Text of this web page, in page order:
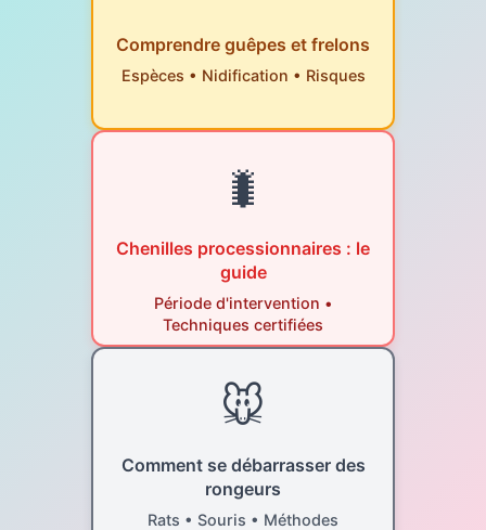
Comprendre guêpes et frelons
Espèces • Nidification • Risques
🐛
Chenilles processionnaires : le
guide
Période d'intervention •
Techniques certifiées
🐭
Comment se débarrasser des
rongeurs
Rats • Souris • Méthodes